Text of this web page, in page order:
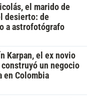
el marido de
desierto: de
a astrofotógrafo
Karpan, el ex novio
un negocio
en Colombia